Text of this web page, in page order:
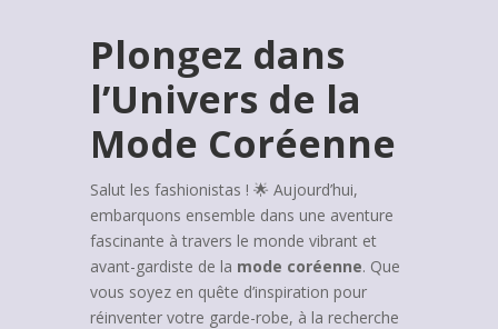
Plongez dans
l’Univers de la
Mode Coréenne
Salut les fashionistas ! 🌟 Aujourd’hui,
embarquons ensemble dans une aventure
fascinante à travers le monde vibrant et
avant-gardiste de la mode coréenne. Que
vous soyez en quête d’inspiration pour
réinventer votre garde-robe, à la recherche